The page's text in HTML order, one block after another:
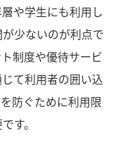
や学生にも利用し
少ないのが利点で
制度や優待サービ
て利用者の囲い込
防ぐために利用限
す。